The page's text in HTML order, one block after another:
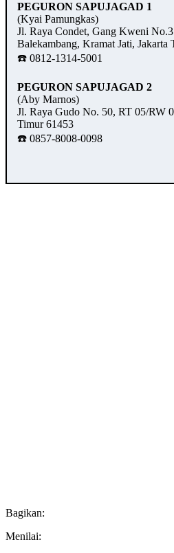
PEGURON SAPUJAGAD 1
(Kyai Pamungkas)
Jl. Raya Condet, Gang Kweni
Balekambang, Kramat Jati, Jakarta
☎️ 0812-1314-5001
PEGURON SAPUJAGAD 2
(Aby Marnos)
Jl. Raya Gudo No. 50, RT 05/RW
Timur 61453
☎️ 0857-8008-0098
Bagikan:
Menilai: